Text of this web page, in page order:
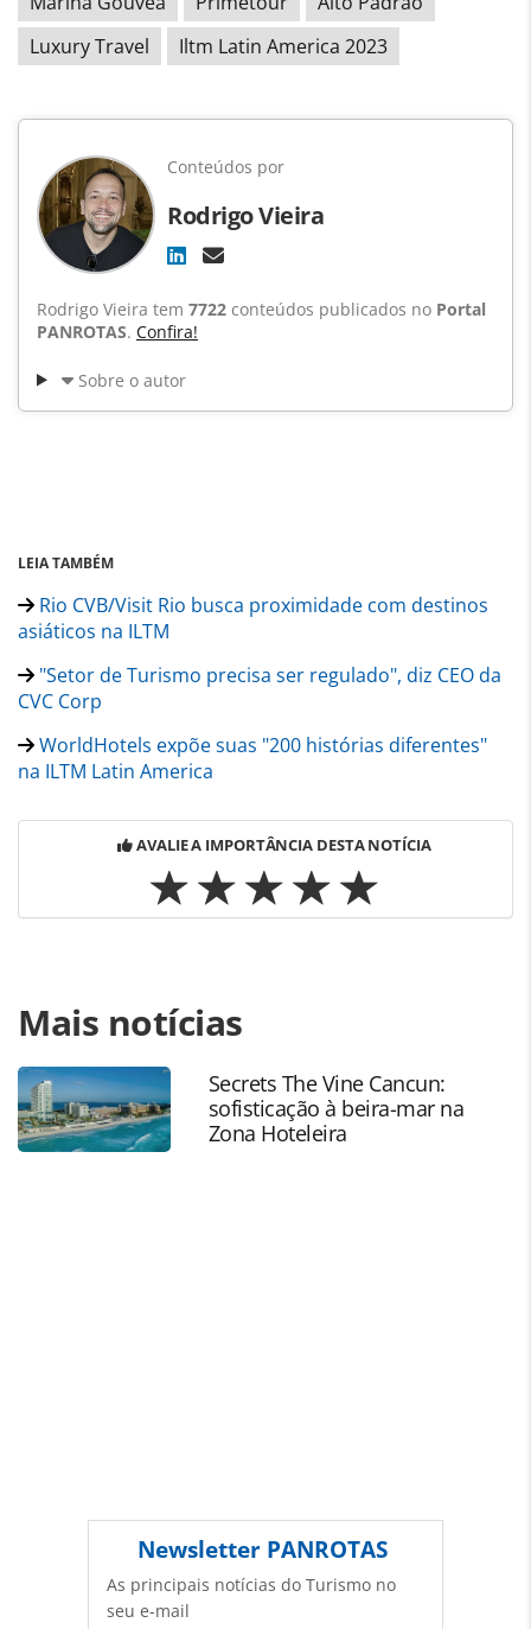
Luxury Travel
Iltm Latin America 2023
Conteúdos por
Rodrigo Vieira
Rodrigo Vieira tem 7722 conteúdos publicados no Portal
PANROTAS. Confira!
Sobre o autor
LEIA TAMBÉM
Rio CVB/Visit Rio busca proximidade com destinos
asiáticos na ILTM
"Setor de Turismo precisa ser regulado", diz CEO da
CVC Corp
WorldHotels expõe suas "200 histórias diferentes"
na ILTM Latin America
AVALIE A IMPORTÂNCIA DESTA NOTÍCIA
https://www.panrotas.com.br/agencias-de-
viagens/viagens-de-luxo/2023/05/iltm-latin-america-2023-
veja-mais-fotos-da-quarta-feira_196653.html ou as
ferramentas oferecidas na página. Todo o conteúdo
produzido pela PANROTAS Editora é protegido pela
legislação brasileira sobre direito autoral. Não reproduza o
Mais notícias
Secrets The Vine Cancun:
sofisticação à beira-mar na
Zona Hoteleira
Newsletter PANROTAS
As principais notícias do Turismo no
seu e-mail